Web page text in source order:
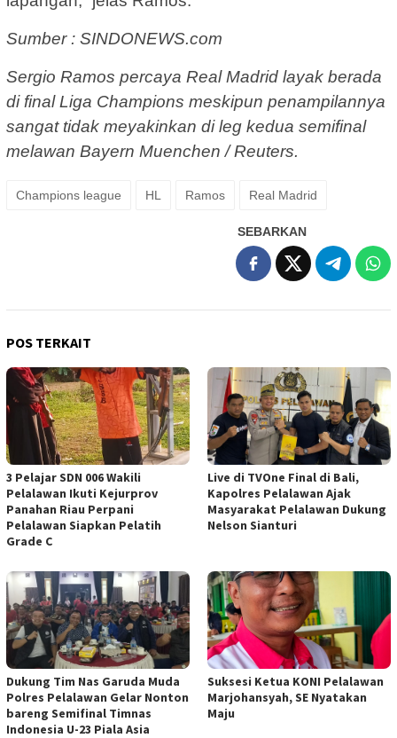
Sumber : SINDONEWS.com
Sergio Ramos percaya Real Madrid layak berada
di final Liga Champions meskipun penampilannya
sangat tidak meyakinkan di leg kedua semifinal
melawan Bayern Muenchen / Reuters.
Champions league HL Ramos Real Madrid
SEBARKAN
POS TERKAIT
3 Pelajar SDN 006 Wakili
Pelalawan Ikuti Kejurprov
Panahan Riau Perpani
Pelalawan Siapkan Pelatih
Grade C
Live di TVOne Final di Bali,
Kapolres Pelalawan Ajak
Masyarakat Pelalawan Dukung
Nelson Sianturi
Dukung Tim Nas Garuda Muda
Polres Pelalawan Gelar Nonton
bareng Semifinal Timnas
Indonesia U-23 Piala Asia
Suksesi Ketua KONI Pelalawan
Marjohansyah, SE Nyatakan
Maju